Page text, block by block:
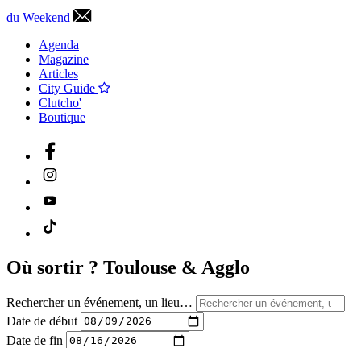
du Weekend
Agenda
Magazine
Articles
City Guide
Clutcho'
Boutique
Où sortir ? Toulouse & Agglo
Rechercher un événement, un lieu…
Date de début
Date de fin